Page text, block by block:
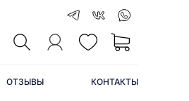
ОТЗЫВЫ КОНТАКТЫ